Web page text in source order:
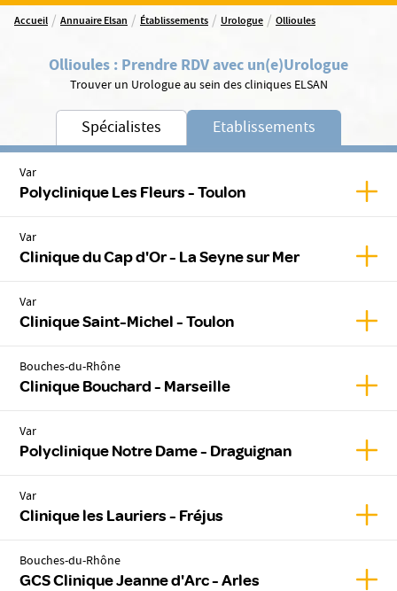
Accueil / Annuaire Elsan / Établissements / Urologue / Ollioules
Ollioules : Prendre RDV avec un(e)Urologue
Trouver un Urologue au sein des cliniques ELSAN
Spécialistes Etablissements
Var
Polyclinique Les Fleurs - Toulon
Var
Clinique du Cap d'Or - La Seyne sur Mer
Var
Clinique Saint-Michel - Toulon
Bouches-du-Rhône
Clinique Bouchard - Marseille
Var
Polyclinique Notre Dame - Draguignan
Var
Clinique les Lauriers - Fréjus
Bouches-du-Rhône
GCS Clinique Jeanne d'Arc - Arles